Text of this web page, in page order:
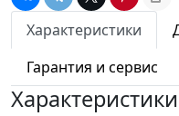
Характеристики
Гарантия и сервис
Характеристики